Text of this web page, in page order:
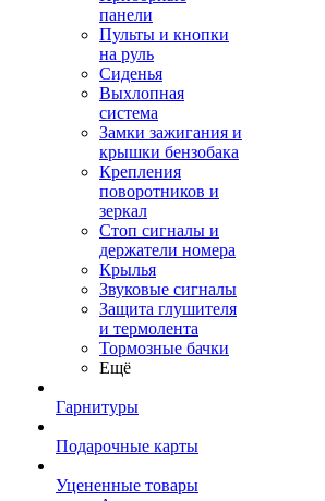
панели
Пульты и кнопки
на руль
Сиденья
Выхлопная
система
Замки зажигания и
крышки бензобака
Крепления
поворотников и
зеркал
Стоп сигналы и
держатели номера
Крылья
Звуковые сигналы
Защита глушителя
и термолента
Тормозные бачки
Ещё
Гарнитуры
Подарочные карты
Уцененные товары